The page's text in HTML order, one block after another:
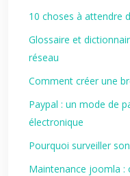
10 choses à attendre
Glossaire et
réseau
Comment créer une
Paypal : un mode de
électronique
Pourquoi surveiller
Maintenance joomla :